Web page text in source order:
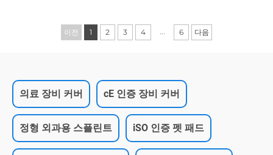
이전 1 2 3 4 6 다음
의료 장비 커버 cE 인증 장비 커버
정형 외과용 스플린트 iSO 인증 펫 패드